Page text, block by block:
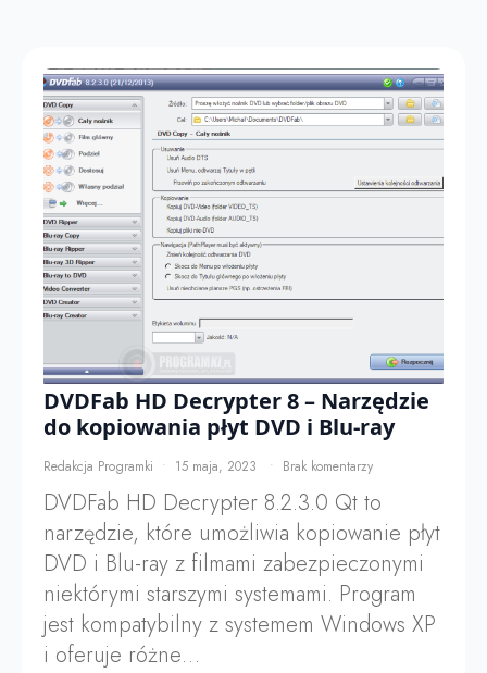
DVDFab HD Decrypter 8 – Narzędzie
do kopiowania płyt DVD i Blu-ray
Redakcja Programki 15 maja, 2023 Brak komentarzy
DVDFab HD Decrypter 8.2.3.0 Qt to
narzędzie, które umożliwia kopiowanie płyt
DVD i Blu-ray z filmami zabezpieczonymi
niektórymi starszymi systemami. Program
jest kompatybilny z systemem Windows XP
i oferuje różne…